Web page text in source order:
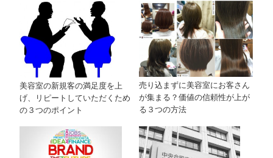
美容室の新規客の満足度を上
げ、リピートしていただくため
の３つのポイント
売り込まずに美容室にお客さん
が集まる？価値の信頼性が上が
る３つの方法